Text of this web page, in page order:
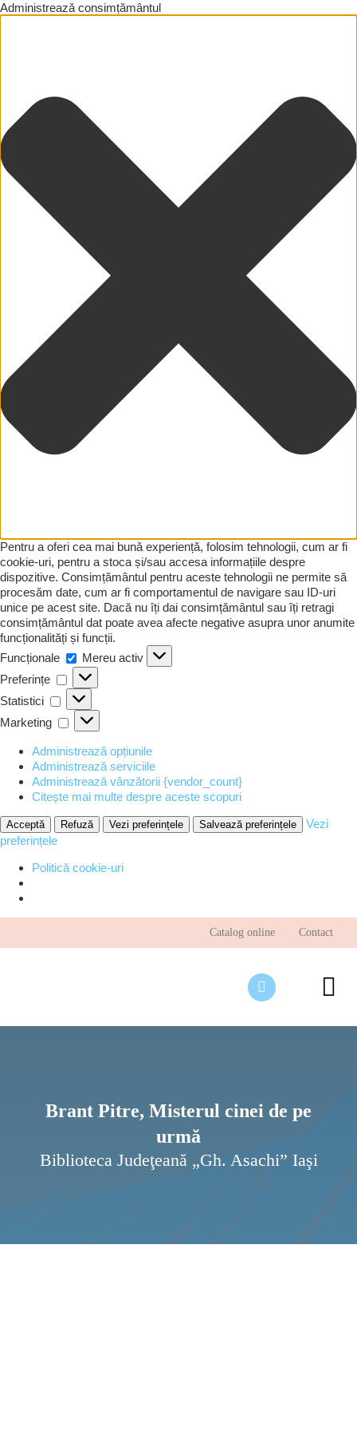
Administrează consimțământul
Pentru a oferi cea mai bună experiență, folosim tehnologii, cum ar fi
cookie-uri, pentru a stoca și/sau accesa informațiile despre
dispozitive. Consimțământul pentru aceste tehnologii ne permite să
procesăm date, cum ar fi comportamentul de navigare sau ID-uri
unice pe acest site. Dacă nu îți dai consimțământul sau îți retragi
consimțământul dat poate avea afecte negative asupra unor anumite
funcționalități și funcții.
Funcționale
Funcționale
Mereu activ
Preferințe
Preferințe
Statistici
Statistici
Marketing
Marketing
Administrează opțiunile
Administrează serviciile
Administrează vânzătorii {vendor_count}
Citește mai multe despre aceste scopuri
Acceptă Refuză Vezi preferințele Salvează preferințele
Vezi
preferințele
Politică cookie-uri
Catalog online Contact
Brant Pitre, Misterul cinei de pe
urmă
Biblioteca Judeţeană „Gh. Asachi” Iaşi